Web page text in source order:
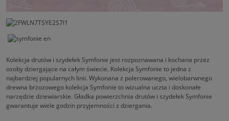
Kolekcja drutów i szydełek Symfonie jest rozpoznawana i kochana przez
osoby dziergające na całym świecie. Kolekcja Symfonie to jedna z
najbardziej popularnych linii. Wykonana z polerowanego, wielobarwnego
drewna brzozowego kolekcja Symfonie to wizualna uczta i doskonałe
narzędzie dziewiarskie. Gładka powierzchnia drutów i szydełek Symfonie
gwarantuje wiele godzin przyjemności z dziergania.